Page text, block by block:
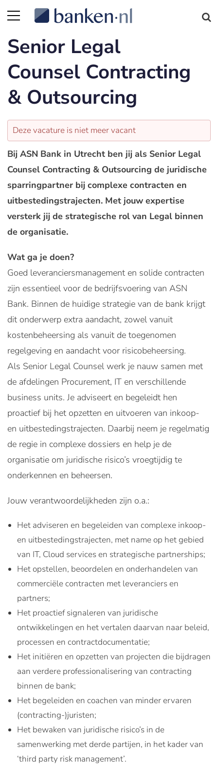
Senior Legal
Counsel Contracting
& Outsourcing
Deze vacature is niet meer vacant
Bij ASN Bank in Utrecht ben jij als Senior Legal
Counsel Contracting & Outsourcing de juridische
sparringpartner bij complexe contracten en
uitbestedingstrajecten. Met jouw expertise
versterk jij de strategische rol van Legal binnen
de organisatie.
Wat ga je doen?
Goed leveranciersmanagement en solide contracten
zijn essentieel voor de bedrijfsvoering van ASN
Bank. Binnen de huidige strategie van de bank krijgt
dit onderwerp extra aandacht, zowel vanuit
kostenbeheersing als vanuit de toegenomen
regelgeving en aandacht voor risicobeheersing.
Als Senior Legal Counsel werk je nauw samen met
de afdelingen Procurement, IT en verschillende
business units. Je adviseert en begeleidt hen
proactief bij het opzetten en uitvoeren van inkoop-
en uitbestedingstrajecten. Daarbij neem je regelmatig
de regie in complexe dossiers en help je de
organisatie om juridische risico’s vroegtijdig te
onderkennen en beheersen.
Jouw verantwoordelijkheden zijn o.a.:
Het adviseren en begeleiden van complexe inkoop-
en uitbestedingstrajecten, met name op het gebied
van IT, Cloud services en strategische partnerships;
Het opstellen, beoordelen en onderhandelen van
commerciële contracten met leveranciers en
partners;
Het proactief signaleren van juridische
ontwikkelingen en het vertalen daarvan naar beleid,
processen en contractdocumentatie;
Het initiëren en opzetten van projecten die bijdragen
aan verdere professionalisering van contracting
binnen de bank;
Het begeleiden en coachen van minder ervaren
(contracting-)juristen;
Het bewaken van juridische risico’s in de
samenwerking met derde partijen, in het kader van
‘third party risk management’.